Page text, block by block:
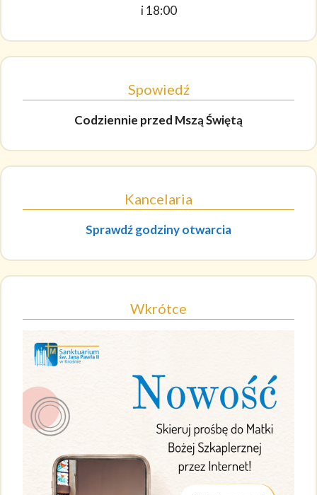
i 18:00
Spowiedź
Codziennie przed Mszą Świętą
Kancelaria
Sprawdź godziny otwarcia
Wkrótce